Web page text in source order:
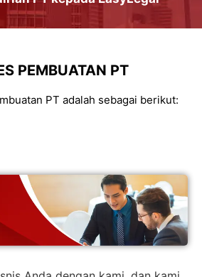
PEMBUATAN PT
PT adalah sebagai berikut: